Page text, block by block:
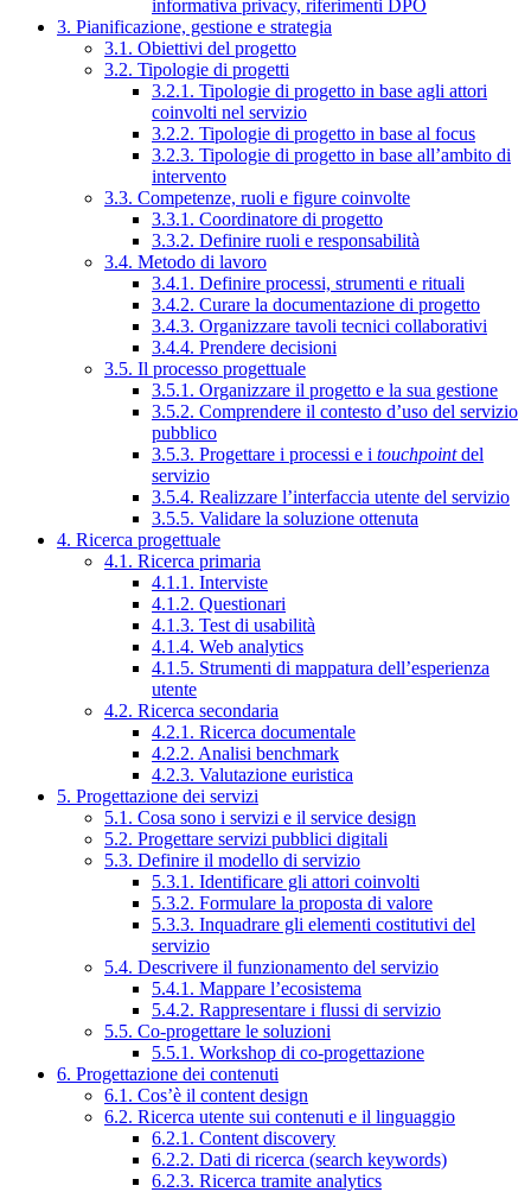
informativa privacy, riferimenti DPO
3. Pianificazione, gestione e strategia
3.1. Obiettivi del progetto
3.2. Tipologie di progetti
3.2.1. Tipologie di progetto in base agli attori
coinvolti nel servizio
3.2.2. Tipologie di progetto in base al focus
3.2.3. Tipologie di progetto in base all’ambito di
intervento
3.3. Competenze, ruoli e figure coinvolte
3.3.1. Coordinatore di progetto
3.3.2. Definire ruoli e responsabilità
3.4. Metodo di lavoro
3.4.1. Definire processi, strumenti e rituali
3.4.2. Curare la documentazione di progetto
3.4.3. Organizzare tavoli tecnici collaborativi
3.4.4. Prendere decisioni
3.5. Il processo progettuale
3.5.1. Organizzare il progetto e la sua gestione
3.5.2. Comprendere il contesto d’uso del servizio
pubblico
3.5.3. Progettare i processi e i touchpointdel
servizio
3.5.4. Realizzare l’interfaccia utente del servizio
3.5.5. Validare la soluzione ottenuta
4. Ricerca progettuale
4.1. Ricerca primaria
4.1.1. Interviste
4.1.2. Questionari
4.1.3. Test di usabilità
4.1.4. Web analytics
4.1.5. Strumenti di mappatura dell’esperienza
utente
4.2. Ricerca secondaria
4.2.1. Ricerca documentale
4.2.2. Analisi benchmark
4.2.3. Valutazione euristica
5. Progettazione dei servizi
5.1. Cosa sono i servizi e il service design
5.2. Progettare servizi pubblici digitali
5.3. Definire il modello di servizio
5.3.1. Identificare gli attori coinvolti
5.3.2. Formulare la proposta di valore
5.3.3. Inquadrare gli elementi costitutivi del
servizio
5.4. Descrivere il funzionamento del servizio
5.4.1. Mappare l’ecosistema
5.4.2. Rappresentare i flussi di servizio
5.5. Co-progettare le soluzioni
5.5.1. Workshop di co-progettazione
6. Progettazione dei contenuti
6.1. Cos’è il content design
6.2. Ricerca utente sui contenuti e il linguaggio
6.2.1. Content discovery
6.2.2. Dati di ricerca (search keywords)
6.2.3. Ricerca tramite analytics